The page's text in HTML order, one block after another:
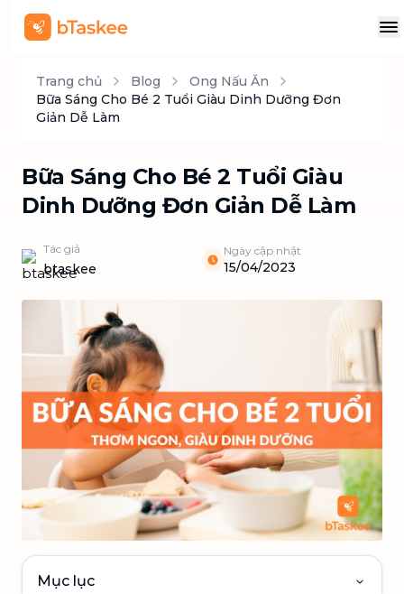
Trang chủ Blog
Ong Nấu Ăn
Bữa Sáng Cho Bé 2 Tuổi Giàu Dinh Dưỡng Đơn
Giản Dễ Làm
Bữa Sáng Cho Bé 2 Tuổi Giàu
Dinh Dưỡng Đơn Giản Dễ Làm
Tác giả
btaskee
Ngày cập nhật
15/04/2023
Mục lục